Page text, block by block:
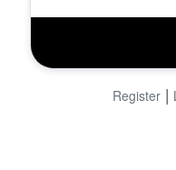
Register |